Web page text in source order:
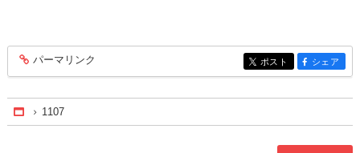
entry344
パーマリンク entry344
ポスト entry344
シェア
Home
1107